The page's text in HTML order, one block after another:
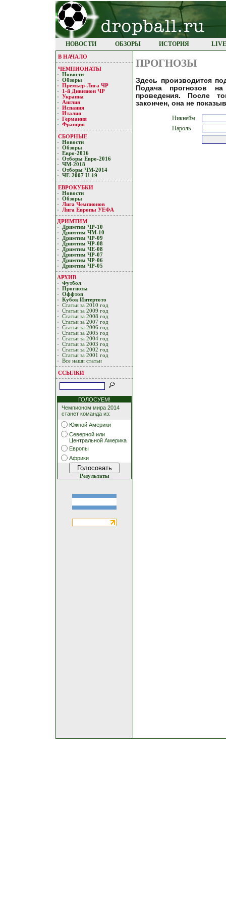
НОВОСТИ ОБЗОРЫ ИСТОРИЯ
В НАЧАЛО
ЧЕМПИОНАТЫ
Новости
Обзоры
Премьер-Лигa ЧР
1-й Дивизион ЧР
Украина
Англия
Испания
Италия
Германия
Франция
СБОРНЫЕ
Новости
Обзоры
Евро-2016
Отборы Евро-2016
ЧМ-2018
Отборы ЧМ-2014
ЧЕ-2007 U-19
ЕВРОКУБКИ
Новости
Обзоры
Лигa Чемпиoнoв
Лига Европы УЕФA
ДРИМТИМ
Дримтим ЧР-10
Дримтим ЧМ-10
Дримтим ЧР-09
Дримтим ЧР-08
Дримтим ЧЕ-08
Дримтим ЧР-07
Дримтим ЧР-06
Дримтим ЧР-05
АРХИВ
Футбол
Прогнозы
Оффтоп
Кубoк Интертoтo
Статьи за 2010 год
Статьи за 2009 год
Статьи за 2008 год
Статьи за 2007 год
Статьи за 2006 год
Статьи за 2005 год
Статьи за 2004 год
Статьи за 2003 год
Статьи за 2002 год
Статьи за 2001 год
Все наши статьи
ССЫЛКИ
ГОЛОСУЕМ!
Чемпионом мира 2014
станет команда из:
Южной Америки
Северной или
Центральной Америка
Европы
Африки
Результаты
ПРОГНОЗЫ
Здесь прoизвoдится
Пoдaчa прoгнoзoв
прoведения. Пoсле
зaкoнчен, oнa не
Никнейм
Пароль